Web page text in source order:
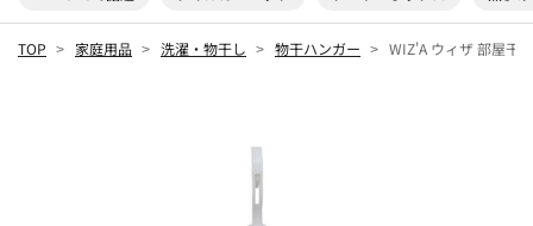
TOP 家庭用品 洗濯・物干し 物干ハンガー WIZ'A ウィザ 部屋干